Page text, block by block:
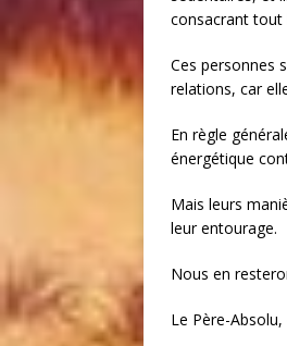
consacrant tout
Ces personnes
relations, car
En règle
énergétique
Mais leurs
leur entourage.
Nous en
Le Père-